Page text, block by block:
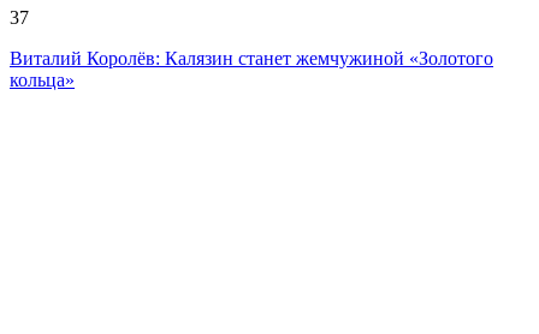
37
Виталий Королёв: Калязин станет жемчужиной «Золотого
кольца»